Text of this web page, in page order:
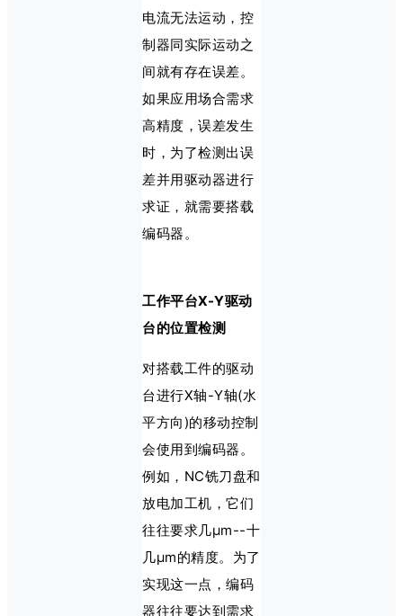
电流无法运动，控
制器同实际运动之
间就有存在误差。
如果应用场合需求
高精度，误差发生
时，为了检测出误
差并用驱动器进行
求证，就需要搭载
编码器。
工作平台X-Y驱动
台的位置检测
对搭载工件的驱动
台进行X轴-Y轴(水
平方向)的移动控制
会使用到编码器。
例如，NC铣刀盘和
放电加工机，它们
往往要求几μm--十
几μm的精度。为了
实现这一点，编码
器往往要达到需求